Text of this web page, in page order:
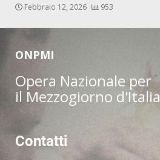
Febbraio 12, 2026 953
ONPMI
Opera Nazionale per
il Mezzogiorno d'Italia
Contatti